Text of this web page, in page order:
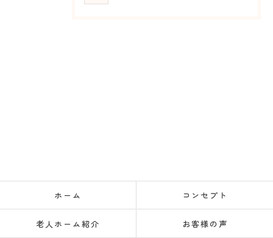
ホーム コンセプト
老人ホーム紹介 お客様の声